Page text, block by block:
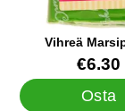
Vihreä
Tuote.nro 12145
€6.30
Osta